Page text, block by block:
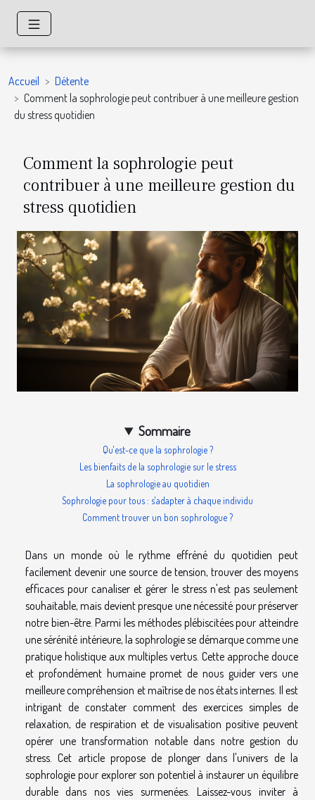
Accueil
Détente
Comment la sophrologie peut contribuer à une meilleure gestion
du stress quotidien
Comment la sophrologie peut
contribuer à une meilleure gestion du
stress quotidien
Sommaire
Qu'est-ce que la sophrologie ?
Les bienfaits de la sophrologie sur le stress
La sophrologie au quotidien
Sophrologie pour tous : s'adapter à chaque individu
Comment trouver un bon sophrologue ?
Dans un monde où le rythme effréné du quotidien peut
facilement devenir une source de tension, trouver des moyens
efficaces pour canaliser et gérer le stress n'est pas seulement
souhaitable, mais devient presque une nécessité pour préserver
notre bien-être. Parmi les méthodes plébiscitées pour atteindre
une sérénité intérieure, la sophrologie se démarque comme une
pratique holistique aux multiples vertus. Cette approche douce
et profondément humaine promet de nous guider vers une
meilleure compréhension et maîtrise de nos états internes. Il est
intrigant de constater comment des exercices simples de
relaxation, de respiration et de visualisation positive peuvent
opérer une transformation notable dans notre gestion du
stress. Cet article propose de plonger dans l'univers de la
sophrologie pour explorer son potentiel à instaurer un équilibre
durable dans nos vies surmenées. Laissez-vous inviter à